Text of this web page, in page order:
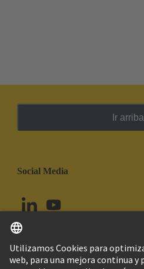
Ir arriba
Social Media
Colombia Español